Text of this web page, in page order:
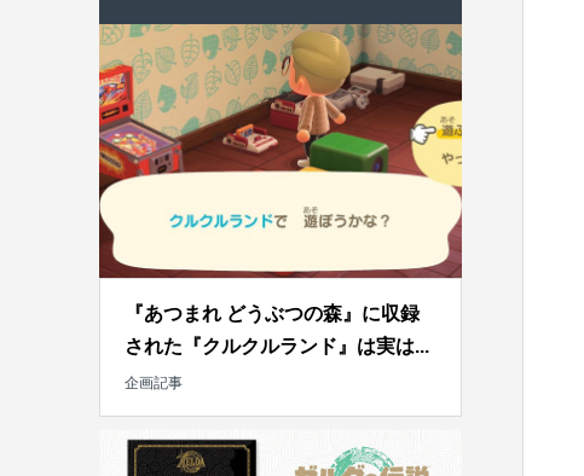
『あつまれ どうぶつの森』に収録
された『クルクルランド』は実は...
企画記事